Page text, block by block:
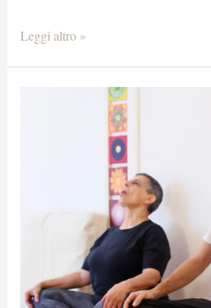
Chanting
Leggi altro »